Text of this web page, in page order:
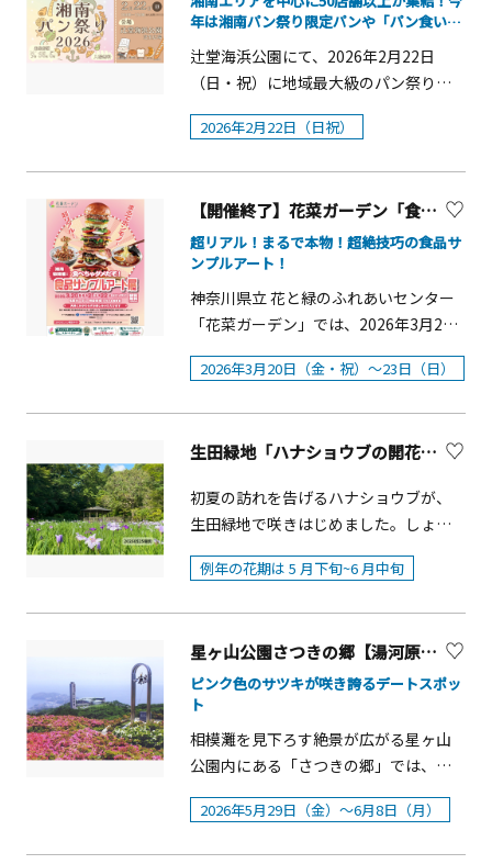
ヶ崎での初となる大回顧展！！２. 次に
まとまって見られるのはいつ！？全国
各地のコレクターによる作品が一堂に
示す新たな肖像画！開催概要■会期：
（日）■時間：10：00〜17：00（入館
は16：30まで）■休館日 ：&nbsp;月
曜日（ただし、5月4日は開館）、5月7
日（木）■観覧料一般：1,200円
円）、市内在住65歳以上：600円（500
円）※（ ）内は前売り券および20名
以上の団体料金※高校生以下、障がい
の販売期間：2月20日（金）〜3月30日
（月）（休館日を除く）■主催：茅ヶ
崎市美術館（指定管理者：公益財団法
人茅ヶ崎市文化・スポーツ振興財団）
■監修：山下裕二（美術史家・明治学
ートワン &nbsp; &nbsp; &nbsp;
月16日（土）・ 17日（日）・ 23日
（土）・ 24 日（日）「春のバラ展」■
開催期間：2026年5月15日（金）～ 5月
による 「春のバラ展」 を 開催。「バラ
22日（金）■時間：①11：00～②14：
00「バラのガイドツアー」■開催日
時：2026年5月13日（水）11：30～■
開催日時：2026年5月21日（木）13：
費：無料■定員：20名■予約：不要
【日比谷花壇大船フラワーセンターに
ついて】鎌倉市にある植物園「日比谷
ぐるとまず目に留まるのは花いっぱい
に装飾された大きな石のモニュメン
花壇があり、季節ごとの花々を楽しむ
ことができます。5月上旬～中旬に見頃
の花が咲き誇る全国有数の規模。濃淡
バキ園、ドーナツ型のユニークなグリ
ーンハウスなど、趣向を凝らした多く
のエリアがあります。散策に加えて、園
内のカフェ「大船カフェ ガーデンテラ
ス」で一休みすることも可能です。ウ
イムを過ごすことができるほか、テイ
します。7月1日は、御神域である神嶽
山（かんたけやま）神苑や八方除信仰
の歴史を学べる方徳資料館をご覧いた
りとお過ごしいただきます。&nbsp;令
「八方除」の守護神を祀る寒川神社で
茅の輪をくぐり、「さむかわ観光ガイ
ドクラブ」がご案内いたします。寒川
神社 茅の輪くぐり体験ツアー概要■開
催日時 ①2026年6月30日（火） 13：00
日（水） 10：00～12：30&nbsp;■内
正式参拝・大祓守拝受・大祓式参列
（人形(ひとがた)お祓い）・神職に続き
②7月1日開催&hellip;神職による茅の輪
の由緒、作法説明・茅の輪くぐり体
験・正式参拝・大祓守拝受・神嶽山神
苑入苑・和楽亭抹茶拝服・方徳資料館
～6月7日（日）18：00専用申込フォー
ムで■抽選発表 6月8日（月）15：00頃
当協会ホームページで発表
年は湘南パン祭り限定パンや「パン食い競
辻堂海浜公園にて、2026年2月22日
（日・祝）に地域最大級のパン祭り
「湘南パン祭り2026」が開催されま
す。今回のテーマは「家族みんなが楽
内のベーカリーを中心に、ゲスト出店
やキッチンカーなど50店舗以上が集結
し、湘南エリアの魅力を&ldquo;パン
&rdquo;を通じて発信します。また、当
日は湘南パン祭り限定の「夢のパンセ
ト、トートバッグ付きで販売されま
ントです。 イベント概要■開催日：
月1日（日）に順延■時間：10：00〜
15：00■場所：〒251-0046 神奈川県
藤沢市辻堂西海岸3丁目2 辻堂海浜公
園 芝生広場■主催：湘南パン祭り実
行委員会■共催：公園協会・オーチュ
業体■協賛：MINI湘南・ゆめが丘ソラ
トス・カネカ食品株式会社・フォーラ
イフ株式会社・株式会社門倉組・株式
会社櫻井興業■後援:藤沢市
2026年2月22日（日祝）
【開催終了】花菜ガーデン「食品サンプルアート展」【平塚市】
超リアル！まるで本物！超絶技巧の食品サ
ンプルアート！
神奈川県立 花と緑のふれあいセンター
「花菜ガーデン」では、2026年3月20
日（金・祝）～3月22日（日）の期間、
「食品サンプルアート展」を開催しま
カルチャー。本展では、食品サンプル
アイ株式会社による社内製作コンクー
ル作品約50点を展示します。さらに、
fakefoodアーティスト江波ゆきこ氏主
宰「食品さんぷる畑」によるワークシ
ョップや作品展示、物販も楽しめる、
食品サンプルの魅力が詰まった特別展
示です。 食品サンプルアート展「食べ
ちゃダメだぞ！ ​」イベント概要■開催
日（日） ■時間: 9：00～17：00 ​■場
所: 花菜ガーデン 特設会場（クラフト実
験室） ​■観覧料: 無料（ただし、入園料
は別途必要） ​■主催: 神奈川県立花と緑
のふれあいセンター 花菜ガーデン ■ア
2026年3月20日（金・祝）～23日（日）
生田緑地「ハナショウブの開花2026」【川崎市】
初夏の訪れを告げるハナショウブが、
生田緑地で咲きはじめました。しょう
ぶ園には約 2800 株のハナショウブが植
栽されており、例年の花期は 5 月下旬
す。5 月27 日（水）10：00~11：30 花
がら摘み体験（ボランティア活動「ゆ
るボラ」（要事前申込））を行いま
す。間近でハナショウブをお楽しみい
ただけます。花がら摘み：ハナショウ
の花が終わり次第除去することで、2輪
例年の花期は 5 月下旬~6 月中旬
星ヶ山公園さつきの郷【湯河原町】
ピンク色のサツキが咲き誇るデートスポッ
ト
相模灘を見下ろす絶景が広がる星ヶ山
公園内にある「さつきの郷」では、約
50,000株ものサツキが５月下旬から6月
上旬頃に咲き誇り、辺り一面がピンク
2026年5月29日（金）～6月8日（月）